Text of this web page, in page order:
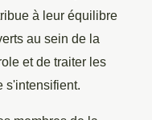
à leur équilibre
au sein de la
et de traiter les
s'intensifient.